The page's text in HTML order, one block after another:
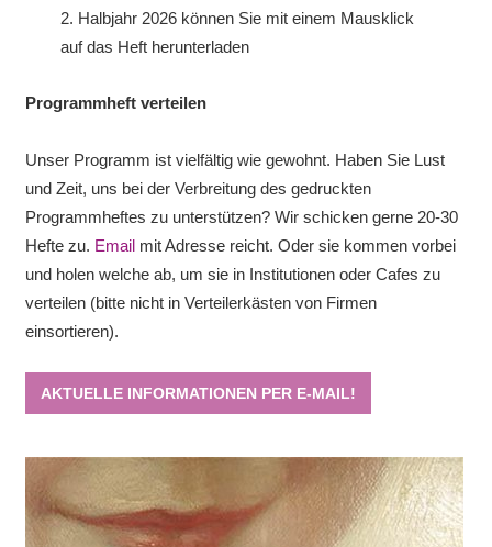
2. Halbjahr 2026 können Sie mit einem Mausklick
auf das Heft herunterladen
Programmheft verteilen
Unser Programm ist vielfältig wie gewohnt. Haben Sie Lust
und Zeit, uns bei der Verbreitung des gedruckten
Programmheftes zu unterstützen? Wir schicken gerne 20-30
Hefte zu. Emailmit Adresse reicht. Oder sie kommen vorbei
und holen welche ab, um sie in Institutionen oder Cafes zu
verteilen (bitte nicht in Verteilerkästen von Firmen
einsortieren).
AKTUELLE INFORMATIONEN PER E-MAIL!